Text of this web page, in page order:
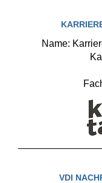
Name:
VDI